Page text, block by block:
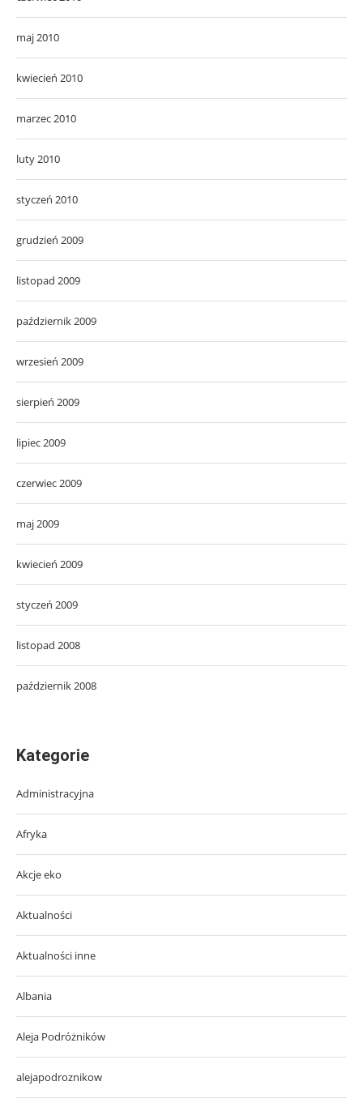
maj 2010
kwiecień 2010
marzec 2010
luty 2010
styczeń 2010
grudzień 2009
listopad 2009
październik 2009
wrzesień 2009
sierpień 2009
lipiec 2009
czerwiec 2009
maj 2009
kwiecień 2009
styczeń 2009
listopad 2008
październik 2008
Kategorie
Administracyjna
Afryka
Akcje eko
Aktualności
Aktualności inne
Albania
Aleja Podróżników
alejapodroznikow